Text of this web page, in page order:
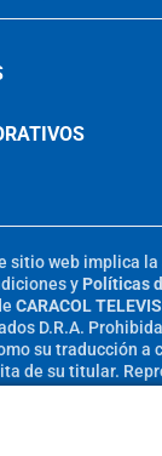
sitio web implica
y Políticas
CARACOL
D.R.A.
su traducción a
de su titular.